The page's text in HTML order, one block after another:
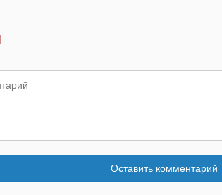
Оставить комментарий